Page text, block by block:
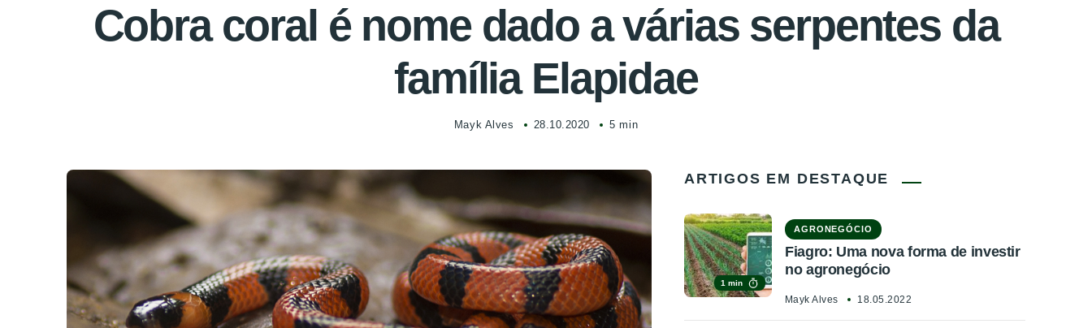
Cobra coral é nome dado a várias serpentes da
família Elapidae
Mayk Alves 28.10.2020 5 min
ARTIGOS EM DESTAQUE
1 min
AGRONEGÓCIO
Fiagro: Uma nova forma de investir
no agronegócio
Mayk Alves 18.05.2022